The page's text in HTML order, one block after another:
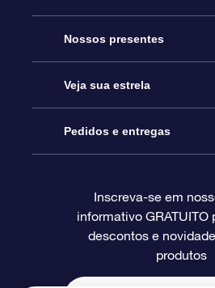
Serviço
Entre em contato conosco
Blog
Avaliações
Nossos presentes
Presente estrelar on-line
Pacote de presente da OSR
O cartão de presente da
Presentes corporativos
Veja sua estrela
Star Register
Página estelar personalizada
Um Milhão de Estrelas
Pedidos e entregas
Informações de pagamento
Inscreva-se em
informativo GRATUITO
descontos e
produtos